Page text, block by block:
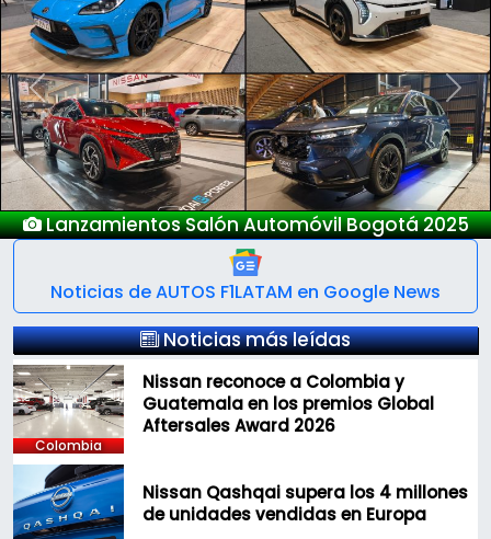
Nuevo Deepal S05
Previous Next
Noticias de AUTOS F1LATAM en Google News
Noticias más leídas
Colombia
Nissan reconoce a Colombia y
Guatemala en los premios Global
Aftersales Award 2026
Nissan Qashqai supera los 4 millones
de unidades vendidas en Europa